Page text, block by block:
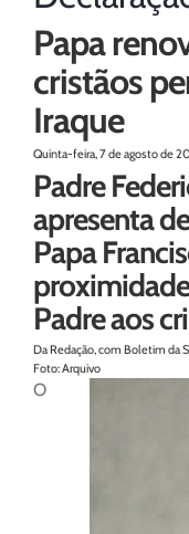
Papa
cristãos
Iraque
Quinta-feira, 7 de agosto de
Padre
apresenta
Papa
Padre aos
Da Redação, com Boletim da
Foto: Arquivo
O